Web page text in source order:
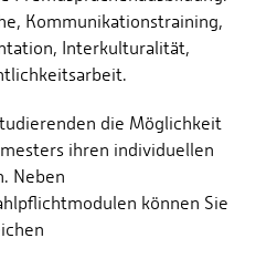
Kommunikationstraining,
Interkulturalität,
die Möglichkeit
ihren individuellen
Neben
können Sie